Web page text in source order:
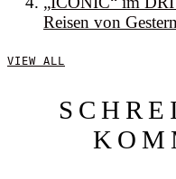
Reisen von
VIEW ALL